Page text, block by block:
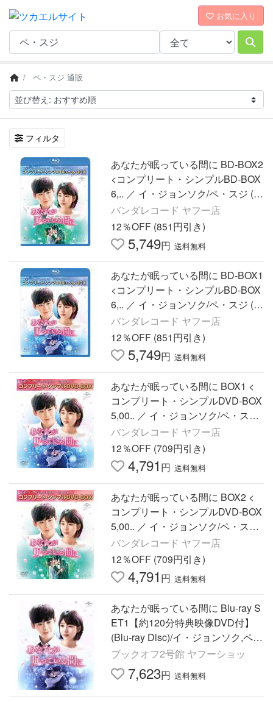
お気に入り
ペ・スジ 通販
フィルタ
あなたが眠っている間に BD-BOX2
<コンプリート・シンプルBD-BOX
6,.. ／ イ・ジョンソク/ペ・スジ (Bl
u-ray)
バンダレコード ヤフー店
12％OFF (851円引き)
5,749円 送料無料
あなたが眠っている間に BD-BOX1
<コンプリート・シンプルBD-BOX
6,.. ／ イ・ジョンソク/ペ・スジ (Bl
u-ray)
バンダレコード ヤフー店
12％OFF (851円引き)
5,749円 送料無料
あなたが眠っている間に BOX1 <
コンプリート・シンプルDVD-BOX
5,00.. ／ イ・ジョンソク/ペ・スジ
(DVD)
バンダレコード ヤフー店
12％OFF (709円引き)
4,791 円 送料無料
あなたが眠っている間に BOX2 <
コンプリート・シンプルDVD-BOX
5,00.. ／ イ・ジョンソク/ペ・スジ
(DVD)
バンダレコード ヤフー店
12％OFF (709円引き)
4,791 円 送料無料
あなたが眠っている間に Blu-ray S
ET1【約120分特典映像DVD付】
(Blu-ray Disc)/イ・ジョンソク,ペ・
スジ
ブックオフ2号館 ヤフーショッ
7,623円 送料無料